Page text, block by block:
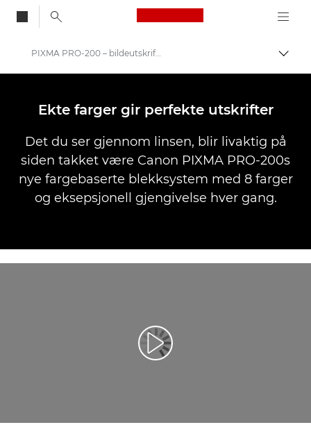
Canon Logo, back
Canon-skrivere
PIXMA PRO-200 – bildeutskrift med sterke farger
Ekte farger gir perfekte utskrifter
Det du ser gjennom linsen, blir livaktig på
siden takket være Canon PIXMA PRO-200s
nye fargebaserte blekksystem med 8 farger
og eksepsjonell gjengivelse hver gang.
Spill av video